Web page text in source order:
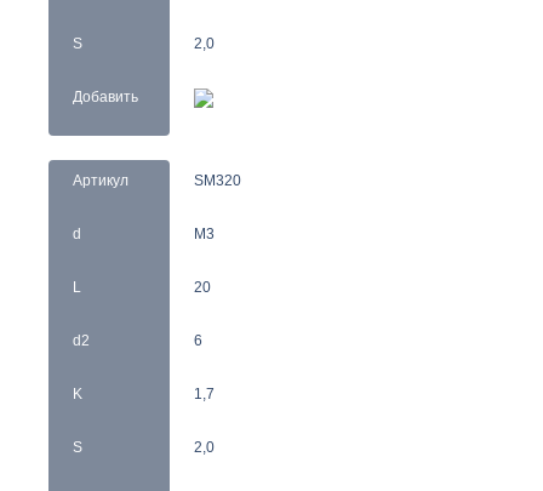
S
Добавить
2,0
Артикул
d
L
d2
K
S
SM320
M3
20
6
1,7
2,0